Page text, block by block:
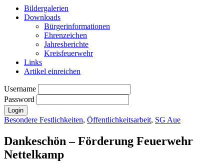
Bildergalerien
Downloads
Bürgerinformationen
Ehrenzeichen
Jahresberichte
Kreisfeuerwehr
Links
Artikel einreichen
Username
Password
Besondere Festlichkeiten, Öffentlichkeitsarbeit, SG Aue
Dankeschön – Förderung Feuerwehr
Nettelkamp